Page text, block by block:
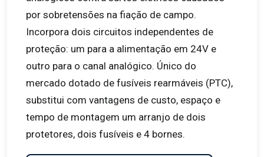
por sobretensões na fiação de campo.
Incorpora dois circuitos independentes de
proteção: um para a alimentação em 24V e
outro para o canal analógico. Único do
mercado dotado de fusíveis rearmáveis (PTC),
substitui com vantagens de custo, espaço e
tempo de montagem um arranjo de dois
protetores, dois fusíveis e 4 bornes.